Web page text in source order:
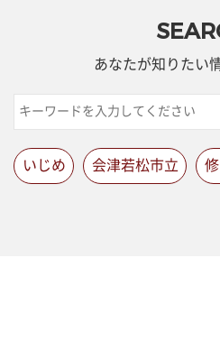
あなたが知りたい
いじめ 会津若松市立